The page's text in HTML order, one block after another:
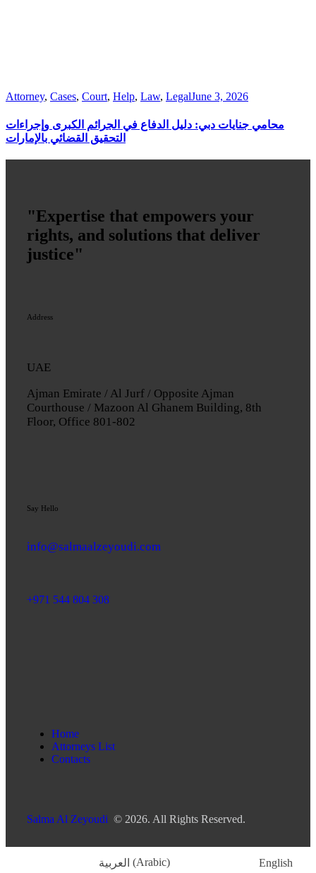
Attorney, Cases, Court, Help, Law, LegalJune 3, 2026
محامي جنايات دبي: دليل الدفاع في الجرائم الكبرى وإجراءات
التحقيق القضائي بالإمارات
"Expertise that empowers your
rights, and solutions that deliver
justice"
Address
UAE
Ajman Emirate / Al Jurf / Opposite Ajman
Courthouse / Mazoon Al Ghanem Building, 8th
Floor, Office 801-802
Say Hello
info@salmaalzeyoudi.com
+971 544 804 308
Home
Attorneys List
Contacts
Salma Al Zeyoudi © 2026. All Rights Reserved.
العربية (Arabic) English